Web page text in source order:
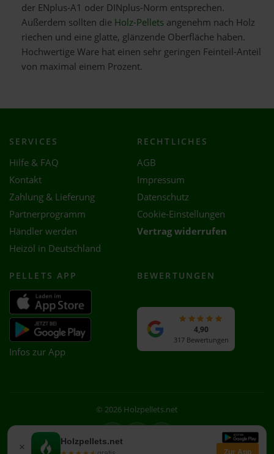
der ENplus-A1 oder DINplus-Norm entsprechen.
Außerdem sollten die Holz-Pellets angenehm nach Holz
riechen und eine glatte, glänzende Oberfläche haben.
Hochwertige Ware hat einen sehr geringen Feinteil-Anteil
von maximal einem Prozent.
× Holzpellets.net
Zur App
SERVICES
Hilfe & FAQ
Kontakt
Zahlung & Lieferung
Partnerprogramm
Händler werden
Heizöl in Deutschland
RECHTLICHES
AGB
Impressum
Datenschutz
Cookie-Einstellungen
Vertrag widerrufen
PELLETS APP
Infos zur App
BEWERTUNGEN
4,90
317 Bewertungen
© 2026 Holzpellets.net
Facebook